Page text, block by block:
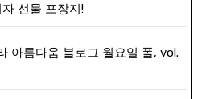
선물 포장지!
아름다움 블로그 월요일 폴, vol.